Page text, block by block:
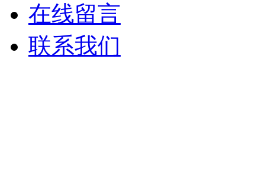
在线留言
联系我们